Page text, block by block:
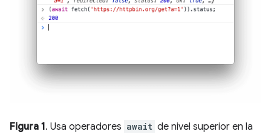
Figura 1. Usa operadores await de nivel superior en la